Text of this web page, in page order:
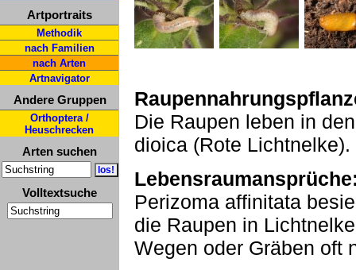
Artportraits
Methodik
nach Familien
nach Arten
Artnavigator
Andere Gruppen
Orthoptera /
Heuschrecken
Arten suchen
Volltextsuche
Die Raupen leben in
dioica (Rote Lichtnelke).
Perizoma affinitata
die Raupen in
Wegen oder Gräben oft